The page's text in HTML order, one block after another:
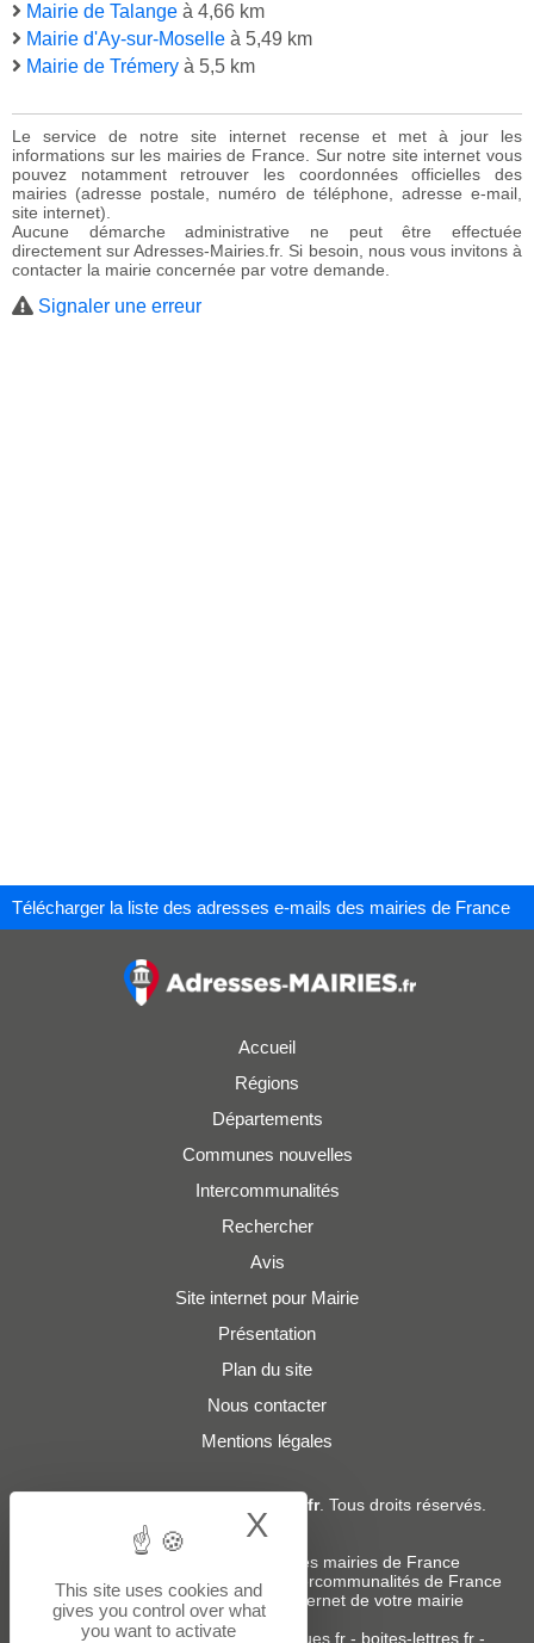
Mairie de Talange à 4,66 km
Mairie d'Ay-sur-Moselle à 5,49 km
Mairie de Trémery à 5,5 km
Le service de notre site internet recense et met à jour les
informations sur les mairies de France. Sur notre site internet vous
pouvez notamment retrouver les coordonnées officielles des
mairies (adresse postale, numéro de téléphone, adresse e-mail,
site internet).
Aucune démarche administrative ne peut être effectuée
directement sur Adresses-Mairies.fr. Si besoin, nous vous invitons à
contacter la mairie concernée par votre demande.
Signaler une erreur
Télécharger la liste des adresses e-mails des mairies de France
Accueil
Régions
Départements
Communes nouvelles
Intercommunalités
Rechercher
Avis
Site internet pour Mairie
Présentation
Plan du site
Nous contacter
Mentions légales
Adresses-Mairies.fr. Tous droits réservés.
Services :
Liste des adresses e-mails des mairies de France
Liste des adresses e-mails des intercommunalités de France
-Création ou refonte du site internet de votre mairie
Sites partenaires:donneespubliques.fr- boites-lettres.fr-
This site uses cookies and
gives you control over what
you want to activate
X